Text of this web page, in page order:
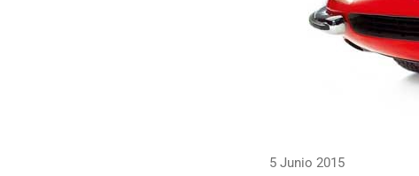
5 Junio 2015